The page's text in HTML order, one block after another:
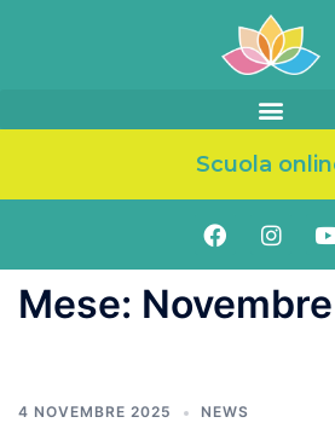
Scuola
Mese:
4 NOVEMBRE 2025 NEWS